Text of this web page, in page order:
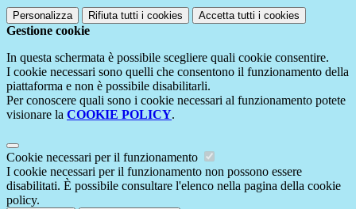
Personalizza Rifiuta tutti i cookies Accetta tutti i cookies
Gestione cookie
In questa schermata è possibile scegliere quali cookie consentire.
I cookie necessari sono quelli che consentono il funzionamento della
piattaforma e non è possibile disabilitarli.
Per conoscere quali sono i cookie necessari al funzionamento potete
visionare la COOKIE POLICY.
Cookie necessari per il funzionamento
I cookie necessari per il funzionamento non possono essere
disabilitati. È possibile consultare l'elenco nella pagina della cookie
policy.